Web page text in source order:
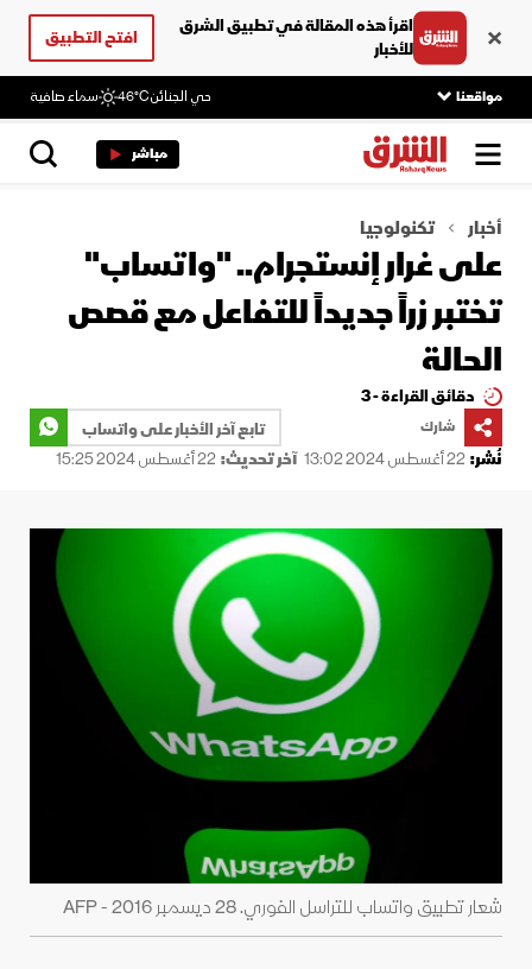
اقرأ هذه المقالة في تطبيق الشرق
للأخبار
افتح التطبيق
مواقعنا حي الجنائن46°C سماء صافية
مباشر
أخبار تكنولوجيا
على غرار إنستجرام.. "واتساب"
تختبر زراً جديداً للتفاعل مع قصص
الحالة
دقائق القراءة - 3
شارك
تابع آخر الأخبار على واتساب
نُشر:22 أغسطس 2024 13:02 آخر تحديث:22 أغسطس 2024 15:25
شعار تطبيق واتساب للتراسل الفوري. 28 ديسمبر 2016 - AFP